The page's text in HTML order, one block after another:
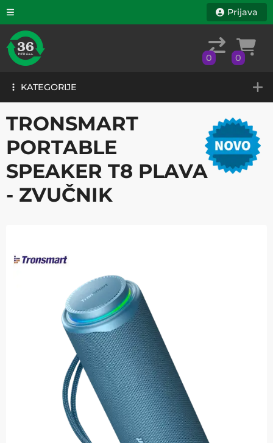
KATEGORIJE
Prijava
0 0
KATEGORIJE
TRONSMART
PORTABLE
SPEAKER T8 PLAVA
- ZVUČNIK